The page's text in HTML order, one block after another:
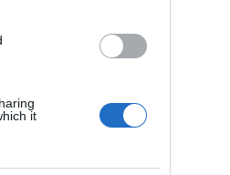
it